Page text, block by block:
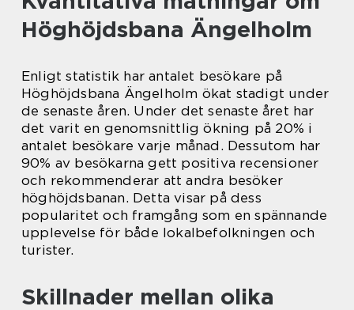
Höghöjdsbana Ängelholm
Enligt statistik har antalet besökare på
Höghöjdsbana Ängelholm ökat stadigt under
de senaste åren. Under det senaste året har
det varit en genomsnittlig ökning på 20% i
antalet besökare varje månad. Dessutom har
90% av besökarna gett positiva recensioner
och rekommenderar att andra besöker
höghöjdsbanan. Detta visar på dess
popularitet och framgång som en spännande
upplevelse för både lokalbefolkningen och
turister.
Skillnader mellan olika